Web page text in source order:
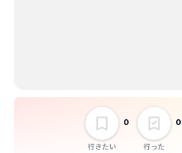
行きたい
0
行った
0